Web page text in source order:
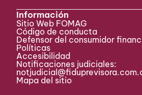
Información
Sitio Web FOMAG
Código de conducta
Defensor del consumidor
Políticas
Accesibilidad
Notificaciones judiciales:
Mapa del sitio